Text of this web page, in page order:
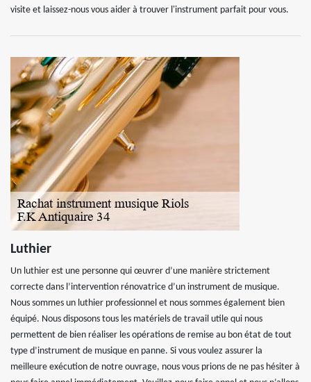
visite et laissez-nous vous aider à trouver l'instrument parfait pour vous.
Luthier
Un luthier est une personne qui œuvrer d’une manière strictement
correcte dans l’intervention rénovatrice d’un instrument de musique.
Nous sommes un luthier professionnel et nous sommes également bien
équipé. Nous disposons tous les matériels de travail utile qui nous
permettent de bien réaliser les opérations de remise au bon état de tout
type d’instrument de musique en panne. Si vous voulez assurer la
meilleure exécution de notre ouvrage, nous vous prions de ne pas hésiter à